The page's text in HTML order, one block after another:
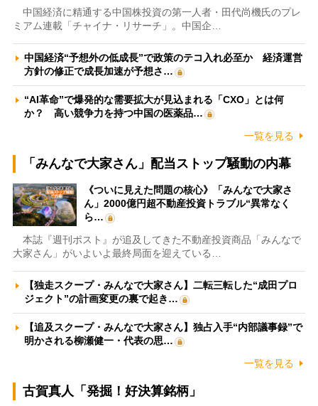
中国経済に精通する中国株投資の第一人者・田代尚機氏のプレ
ミアム連載「チャイナ・リサーチ」。中国企…
中国経済“予想外の低成長”で政策のテコ入れ必至か 経済運営
方針の修正で成長加速が予想さ…
“AI革命”で爆発的な需要拡大が見込まれる「CXO」とは何
か？ 高い競争力を持つ中国の医薬品…
一覧を見る
「みんなで大家さん」配当ストップ騒動の内幕
《ついに見えた問題の核心》「みんなで大家さ
ん」2000億円超不動産投資トラブル“異常なく
ら…
本誌『週刊ポスト』が追及してきた不動産投資商品「みんなで
大家さん」がいよいよ最終局面を迎えている…
【独走スクープ・みんなで大家さん】二転三転した“成田プロ
ジェクト”の計画変更の裏で起き…
【追及スクープ・みんなで大家さん】独占入手“内部議事録”で
明かされる柳瀬健一・代表の思…
一覧を見る
古賀真人「発掘！好決算銘柄」